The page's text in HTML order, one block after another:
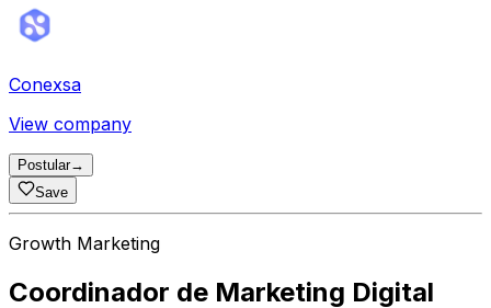
Conexsa
View company
Postular→
Save
Growth Marketing
Coordinador de Marketing Digital